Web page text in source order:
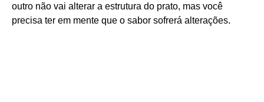
outro não vai alterar a estrutura do prato, mas você
precisa ter em mente que o sabor sofrerá alterações.